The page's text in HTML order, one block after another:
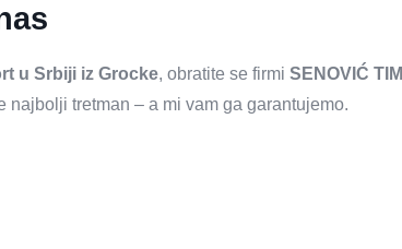
u Srbiji iz Grocke, obratite se firmi SENOVIĆ TIM
tretman – a mi vam ga garantujemo.